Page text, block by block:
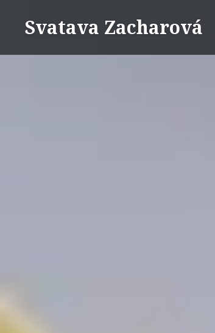
webu
Svatava Zacharová